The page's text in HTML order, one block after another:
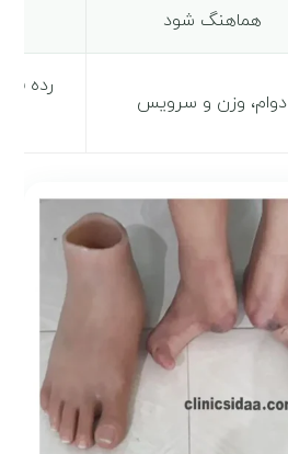
هماهنگ شود
دوام، وزن و سرویس
رده